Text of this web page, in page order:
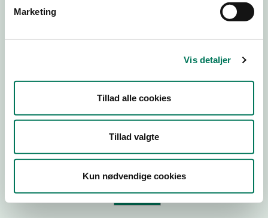
Marketing
Vis detaljer
Tillad alle cookies
Tillad valgte
Kun nødvendige cookies
ID-nummer
P-nr
Tilføj smiley til dit website
Kopier link til at indsætte på virksomhedens hjemmeside